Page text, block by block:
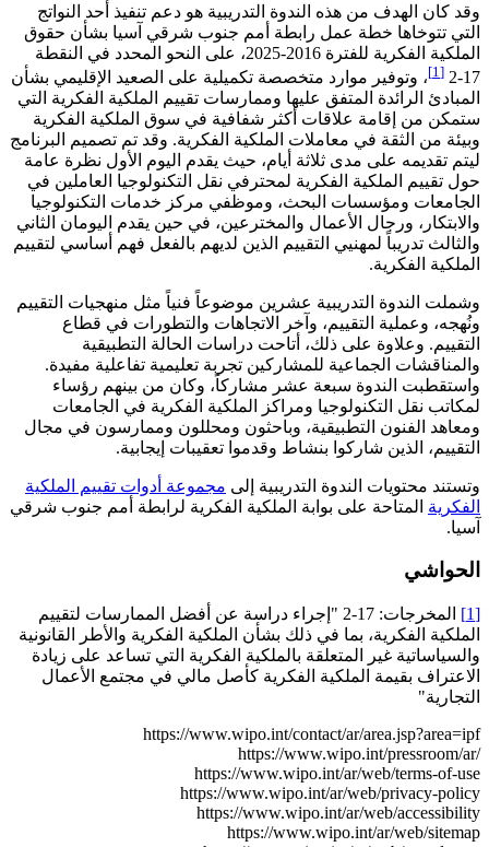
وقد كان الهدف من هذه الندوة التدريبية هو دعم تنفيذ أحد النواتج
التي تتوخاها خطة عمل رابطة أمم جنوب شرقي آسيا بشأن حقوق
الملكية الفكرية للفترة 2016-2025، على النحو المحدد في النقطة
17-2
[1]
، وتوفير موارد متخصصة تكميلية على الصعيد الإقليمي بشأن
المبادئ الرائدة المتفق عليها وممارسات تقييم الملكية الفكرية التي
ستمكن من إقامة علاقات أكثر شفافية في سوق الملكية الفكرية
وبيئة من الثقة في معاملات الملكية الفكرية. وقد تم تصميم البرنامج
ليتم تقديمه على مدى ثلاثة أيام، حيث يقدم اليوم الأول نظرة عامة
حول تقييم الملكية الفكرية لمحترفي نقل التكنولوجيا العاملين في
الجامعات ومؤسسات البحث، وموظفي مركز خدمات التكنولوجيا
والابتكار، ورجال الأعمال والمخترعين، في حين يقدم اليومان الثاني
والثالث تدريباً لمهنيي التقييم الذين لديهم بالفعل فهم أساسي لتقييم
الملكية الفكرية.
وشملت الندوة التدريبية عشرين موضوعاً فنياً مثل منهجيات التقييم
ونُهجه، وعملية التقييم، وآخر الاتجاهات والتطورات في قطاع
التقييم. وعلاوة على ذلك، أتاحت دراسات الحالة التطبيقية
والمناقشات الجماعية للمشاركين تجربة تعليمية تفاعلية مفيدة.
واستقطبت الندوة سبعة عشر مشاركاً، وكان من بينهم رؤساء
لمكاتب نقل التكنولوجيا ومراكز الملكية الفكرية في الجامعات
ومعاهد الفنون التطبيقية، وباحثون ومحللون وممارسون في مجال
التقييم، الذين شاركوا بنشاط وقدموا تعقيبات إيجابية.
وتستند محتويات الندوة التدريبية إلى مجموعة أدوات تقييم الملكية
الفكرية المتاحة على بوابة الملكية الفكرية لرابطة أمم جنوب شرقي
آسيا.
الحواشي
[1]
المخرجات: 17-2 "إجراء دراسة عن أفضل الممارسات لتقييم
الملكية الفكرية، بما في ذلك بشأن الملكية الفكرية والأطر القانونية
والسياساتية غير المتعلقة بالملكية الفكرية التي تساعد على زيادة
الاعتراف بقيمة الملكية الفكرية كأصل مالي في مجتمع الأعمال
التجارية"
https://www.wipo.int/contact/ar/area.jsp?area=ipf
https://www.wipo.int/pressroom/ar/
https://www.wipo.int/ar/web/terms-of-use
https://www.wipo.int/ar/web/privacy-policy
https://www.wipo.int/ar/web/accessibility
https://www.wipo.int/ar/web/sitemap